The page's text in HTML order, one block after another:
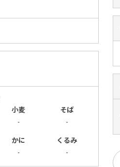
小麦
そば
- -
かに
くるみ
- -